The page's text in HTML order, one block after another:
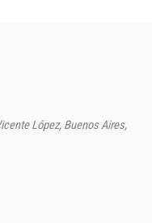
López, Buenos Aires,